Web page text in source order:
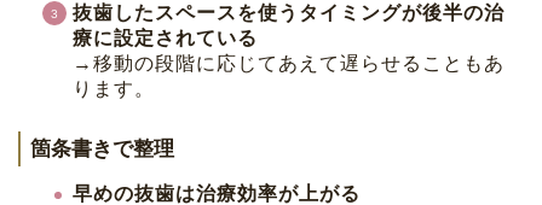
抜歯したスペースを使うタイミングが後半の治
療に設定されている
→移動の段階に応じてあえて遅らせることもあ
ります。
箇条書きで整理
早めの抜歯は治療効率が上がる